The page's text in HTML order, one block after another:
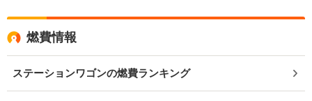
燃費情報
ステーションワゴンの燃費ランキング